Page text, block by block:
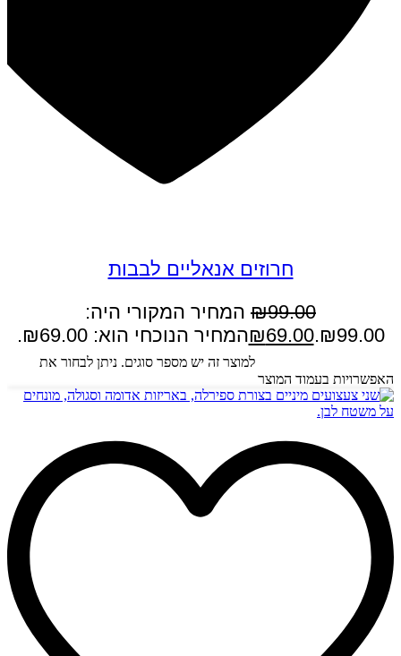
חרוזים אנאליים לבבות
₪99.00
המחיר המקורי היה:
₪99.00.
₪69.00 המחיר הנוכחי הוא: ₪69.00.
למוצר זה יש מספר סוגים. ניתן לבחור את
האפשרויות בעמוד המוצר